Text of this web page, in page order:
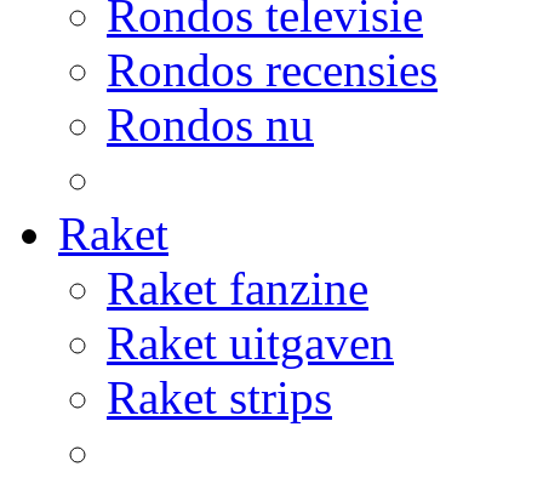
Rondos televisie
Rondos recensies
Rondos nu
Raket
Raket fanzine
Raket uitgaven
Raket strips